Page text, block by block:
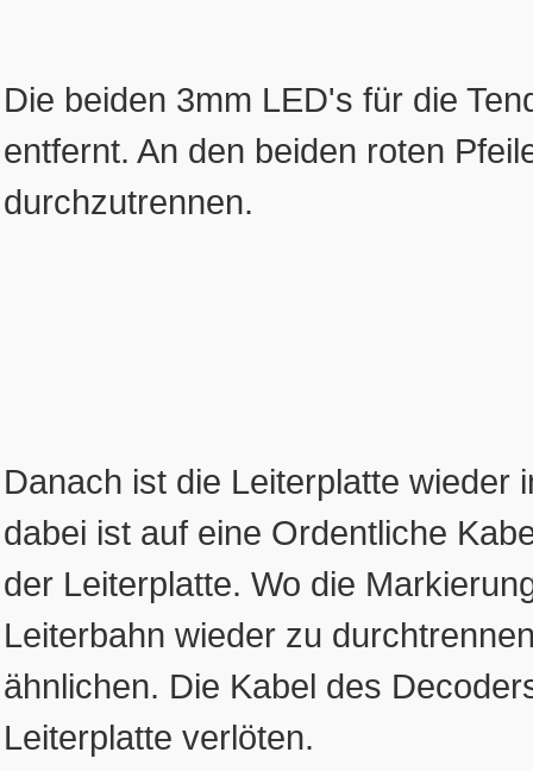
Die beiden 3mm LED's für die
entfernt. An den beiden roten
durchzutrennen.
Danach ist die Leiterplatte wieder
dabei ist auf eine Ordentliche
der Leiterplatte. Wo die
Leiterbahn wieder zu
ähnlichen. Die Kabel des
Leiterplatte verlöten.